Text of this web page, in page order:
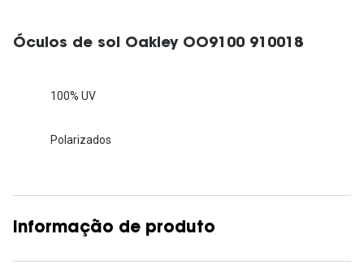
Óculos de sol Oakley OO9100 910018
100% UV
Polarizados
Informação de produto